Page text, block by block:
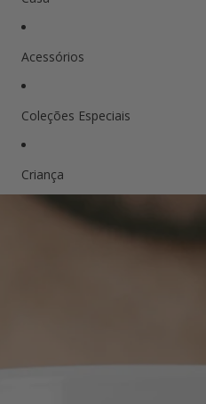
Acessórios
Coleções Especiais
Criança